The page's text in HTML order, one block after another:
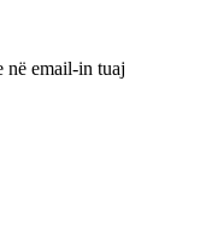
në email-in tuaj